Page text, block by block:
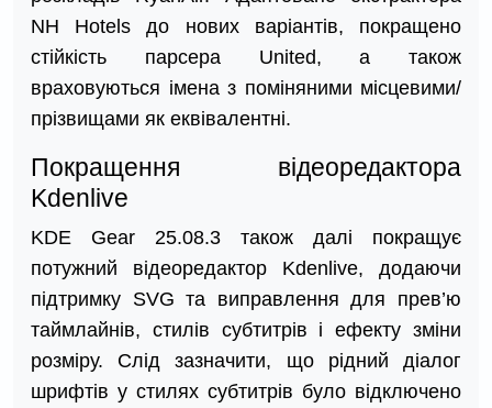
NH Hotels до нових варіантів, покращено
стійкість парсера United, а також
враховуються імена з поміняними місцевими/
прізвищами як еквівалентні.
Покращення відеоредактора
Kdenlive
KDE Gear 25.08.3 також далі покращує
потужний відеоредактор Kdenlive, додаючи
підтримку SVG та виправлення для прев’ю
таймлайнів, стилів субтитрів і ефекту зміни
розміру. Слід зазначити, що рідний діалог
шрифтів у стилях субтитрів було відключено